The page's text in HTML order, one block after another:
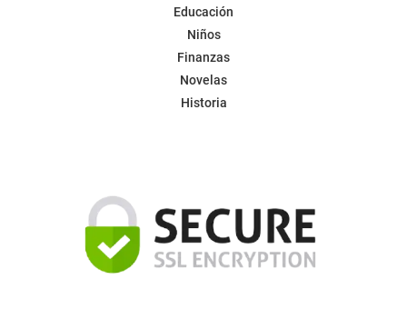
Educación
Niños
Finanzas
Novelas
Historia